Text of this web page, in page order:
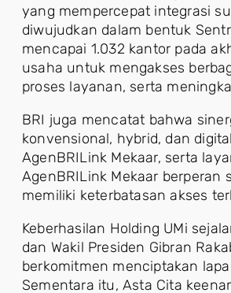
yang mempercepat integrasi
diwujudkan dalam bentuk
mencapai 1.032 kantor pada
usaha untuk mengakses
proses layanan, serta
BRI juga mencatat bahwa
konvensional, hybrid, dan
AgenBRILink Mekaar, serta
AgenBRILink Mekaar berperan
memiliki keterbatasan akses
Keberhasilan Holding UMi
dan Wakil Presiden Gibran
berkomitmen menciptakan
Sementara itu, Asta Cita